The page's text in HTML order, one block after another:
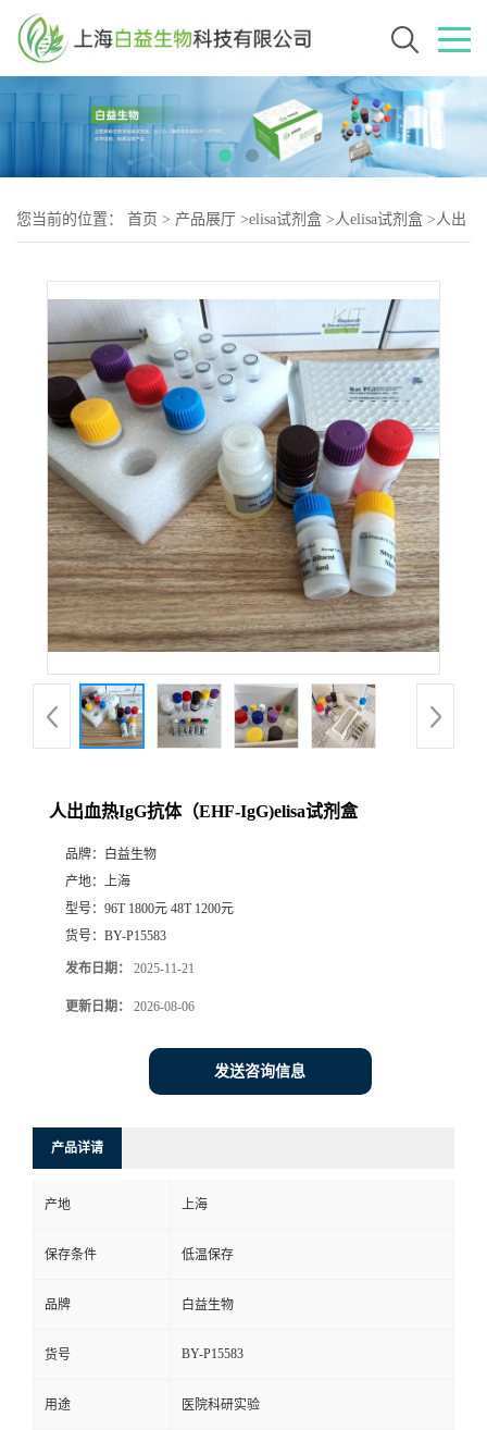
您当前的位置： 首页 > 产品展厅 >elisa试剂盒 >人elisa试剂盒 >人出
人出血热IgG抗体（EHF-IgG)elisa试剂盒
品牌：
白益生物
产地： 上海
型号： 96T 1800元 48T 1200元
货号： BY-P15583
发布日期： 2025-11-21
更新日期： 2026-08-06
发送咨询信息
产品详请
产地 上海
保存条件 低温保存
品牌 白益生物
货号 BY-P15583
用途 医院科研实验